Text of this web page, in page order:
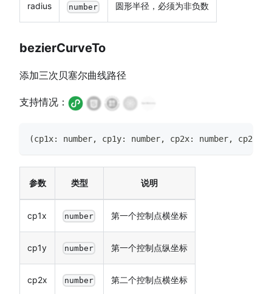
radius number 圆形半径，必须为非负数
bezierCurveTo
添加三次贝塞尔曲线路径
支持情况：
(cp1x: number, cp1y: number, cp2x: number, cp2y
参数 类型 说明
cp1x number 第一个控制点横坐标
cp1y number 第一个控制点纵坐标
cp2x number 第二个控制点横坐标